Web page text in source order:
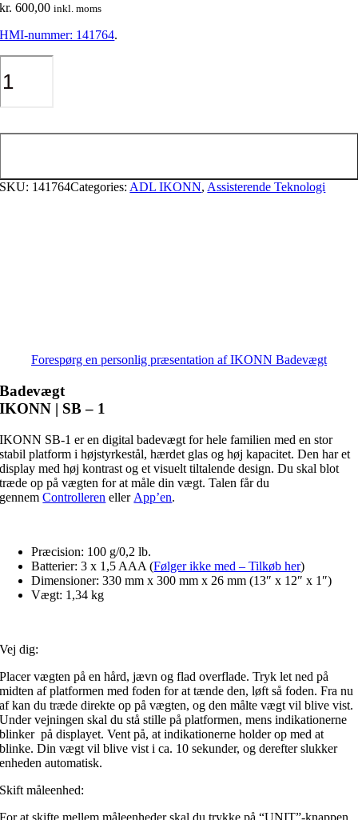
kr. 600,00 inkl. moms
HMI-nummer: 141764.
SKU: 141764Categories: ADL IKONN, Assisterende Teknologi
Forespørg en personlig præsentation af IKONN Badevægt
Badevægt
IKONN | SB – 1
IKONN SB-1 er en digital badevægt for hele familien med en stor
stabil platform i højstyrkestål, hærdet glas og høj kapacitet. Den har et
display med høj kontrast og et visuelt tiltalende design. Du skal blot
træde op på vægten for at måle din vægt. Talen får du
gennemControlleren eller App’en.
Præcision: 100 g/0,2 lb.
Batterier: 3 x 1,5 AAA (Følger ikke med – Tilkøb her)
Dimensioner: 330 mm x 300 mm x 26 mm (13″ x 12″ x 1″)
Vægt: 1,34 kg
Vej dig:
Placer vægten på en hård, jævn og flad overflade. Tryk let ned på
midten af platformen med foden for at tænde den, løft så foden. Fra nu
af kan du træde direkte op på vægten, og den målte vægt vil blive vist.
Under vejningen skal du stå stille på platformen, mens indikationerne
blinker på displayet. Vent på, at indikationerne holder op med at
blinke. Din vægt vil blive vist i ca. 10 sekunder, og derefter slukker
enheden automatisk.
Skift måleenhed:
For at skifte mellem måleenheder skal du trykke på “UNIT”-knappen